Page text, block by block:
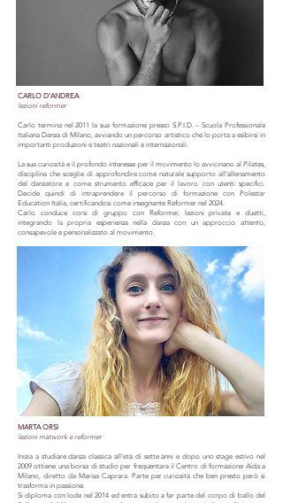
CARLO D’ANDREA
lezioni reformer
Carlo termina nel 2011 la sua formazione presso S.P.I.D. – Scuola Professionale
Italiana Danza di Milano, avviando un percorso artistico che lo porta a esibirsi in
importanti produzioni e teatri nazionali e internazionali.
La sua curiosità e il profondo interesse per il movimento lo avvicinano al Pilates,
disciplina che sceglie di approfondire come naturale supporto all’allenamento
del danzatore e come strumento efficace per il lavoro con utenti specifici.
Decide quindi di intraprendere il percorso di formazione con Polestar
Education Italia, certificandosi come insegnante Reformer nel 2024.
Carlo conduce corsi di gruppo con Reformer, lezioni private e duetti,
integrando la propria esperienza nella danza con un approccio attento,
consapevole e personalizzato al movimento.
MARTA ORSI
lezioni matwork e reformer
Inizia a studiare danza classica all’età di sette anni e dopo uno stage estivo nel
2009 ottiene una borsa di studio per frequentare il Centro di formazione Aida a
Milano, diretto da Marisa Caprara. Parte per curiosità che ben presto però si
trasforma in passione.
Si diploma con lode nel 2014 ed entra subito a far parte del corpo di ballo del